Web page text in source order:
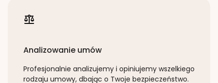
Analizowanie umów
Profesjonalnie analizujemy i opiniujemy wszelkiego
rodzaju umowy, dbając o Twoje bezpieczeństwo.